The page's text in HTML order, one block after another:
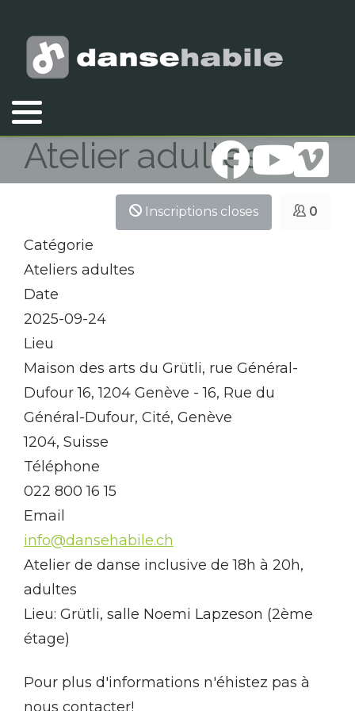
Vous êtes ici :
Atelier adultes
Inscriptions closes 0
Catégorie
Ateliers adultes
Date
2025-09-24
Lieu
Maison des arts du Grütli, rue Général-
Dufour 16, 1204 Genève - 16, Rue du
Général-Dufour, Cité, Genève
1204, Suisse
Téléphone
022 800 16 15
Email
info@dansehabile.ch
Atelier de danse inclusive de 18h à 20h,
adultes
Lieu: Grütli, salle Noemi Lapzeson (2ème
étage)
Pour plus d'informations n'éhistez pas à
nous contacter!